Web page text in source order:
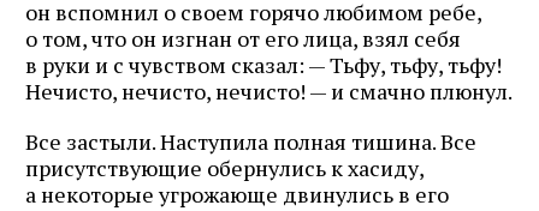
он вспомнил о своем горячо любимом ребе,
о том, что он изгнан от его лица, взял себя
в руки и с чувством сказал: — Тьфу, тьфу, тьфу!
Нечисто, нечисто, нечисто! — и смачно плюнул.
Все застыли. Наступила полная тишина. Все
присутствующие обернулись к хасиду,
а некоторые угрожающе двинулись в его